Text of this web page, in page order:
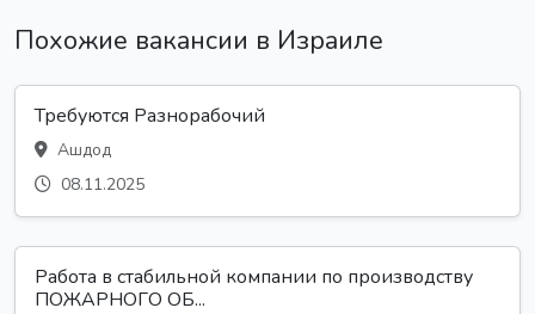
Похожие вакансии в Израиле
Требуются Разнорабочий
Ашдод
08.11.2025
Работа в стабильной компании по производству
ПОЖАРНОГО ОБ...